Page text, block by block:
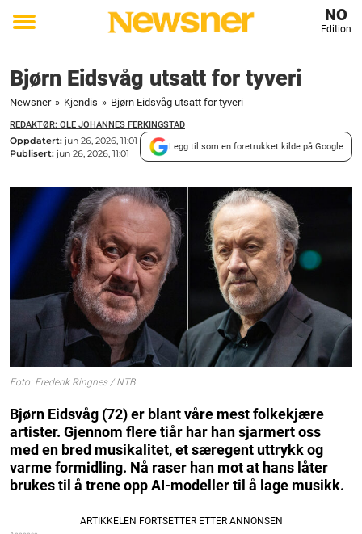
Toggle
NO
Edition
Bjørn Eidsvåg utsatt for tyveri
Newsner » Kjendis » Bjørn Eidsvåg utsatt for tyveri
REDAKTØR: OLE JOHANNES FERKINGSTAD
Oppdatert: jun 26, 2026, 11:01
Publisert: jun 26, 2026, 11:01
Legg til som en foretrukket kilde på Google
Foto: Frederik Ringnes / NTB
Bjørn Eidsvåg (72) er blant våre mest folkekjære
artister. Gjennom flere tiår har han sjarmert oss
med en bred musikalitet, et særegent uttrykk og
varme formidling. Nå raser han mot at hans låter
brukes til å trene opp AI-modeller til å lage musikk.